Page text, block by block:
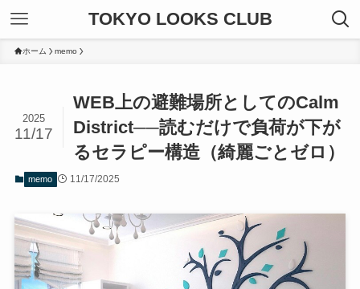
TOKYO LOOKS CLUB
ホーム memo
WEB上の避難場所としてのCalm
District──読むだけで負荷が下が
るセラピー構造（綺麗ごとゼロ）
2025
11/17
memo 11/17/2025